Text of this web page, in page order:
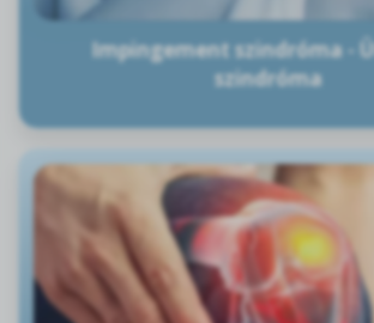
Impingement szindróma -
szindróma